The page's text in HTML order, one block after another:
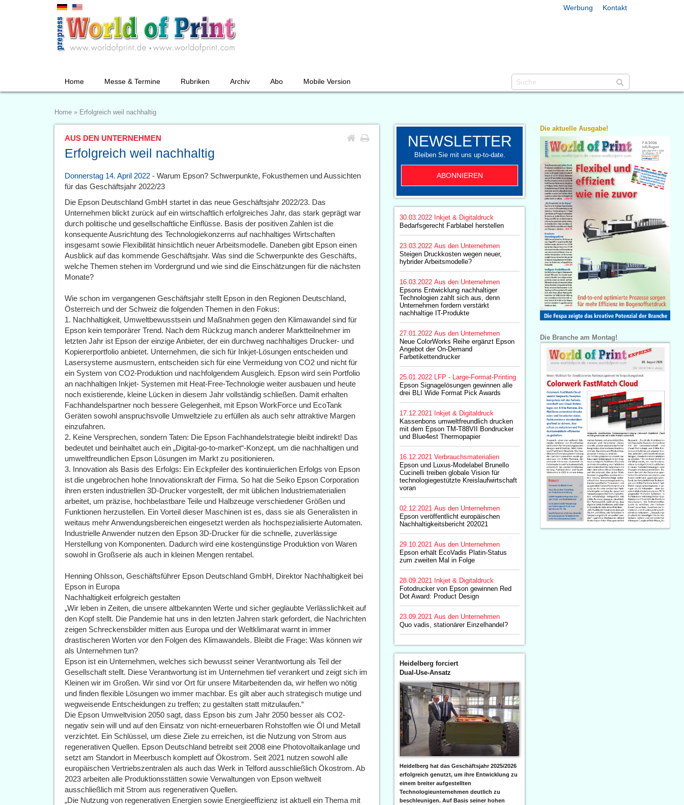
Werbung Kontakt
Home Messe & Termine Rubriken Archiv Abo Mobile Version
Home » Erfolgreich weil nachhaltig
AUS DEN UNTERNEHMEN
Erfolgreich weil nachhaltig
Donnerstag 14. April 2022 - Warum Epson? Schwerpunkte, Fokusthemen und Aussichten
für das Geschäftsjahr 2022/23
Die Epson Deutschland GmbH startet in das neue Geschäftsjahr 2022/23. Das
Unternehmen blickt zurück auf ein wirtschaftlich erfolgreiches Jahr, das stark geprägt war
durch politische und gesellschaftliche Einflüsse. Basis der positiven Zahlen ist die
konsequente Ausrichtung des Technologiekonzerns auf nachhaltiges Wirtschaften
insgesamt sowie Flexibilität hinsichtlich neuer Arbeitsmodelle. Daneben gibt Epson einen
Ausblick auf das kommende Geschäftsjahr. Was sind die Schwerpunkte des Geschäfts,
welche Themen stehen im Vordergrund und wie sind die Einschätzungen für die nächsten
Monate?
Wie schon im vergangenen Geschäftsjahr stellt Epson in den Regionen Deutschland,
Österreich und der Schweiz die folgenden Themen in den Fokus:
1. Nachhaltigkeit, Umweltbewusstsein und Maßnahmen gegen den Klimawandel sind für
Epson kein temporärer Trend. Nach dem Rückzug manch anderer Marktteilnehmer im
letzten Jahr ist Epson der einzige Anbieter, der ein durchweg nachhaltiges Drucker- und
Kopiererportfolio anbietet. Unternehmen, die sich für Inkjet-Lösungen entscheiden und
Lasersysteme ausmustern, entscheiden sich für eine Vermeidung von CO2 und nicht für
ein System von CO2-Produktion und nachfolgendem Ausgleich. Epson wird sein Portfolio
an nachhaltigen Inkjet- Systemen mit Heat-Free-Technologie weiter ausbauen und heute
noch existierende, kleine Lücken in diesem Jahr vollständig schließen. Damit erhalten
Fachhandelspartner noch bessere Gelegenheit, mit Epson WorkForce und EcoTank
Geräten sowohl anspruchsvolle Umweltziele zu erfüllen als auch sehr attraktive Margen
einzufahren.
2. Keine Versprechen, sondern Taten: Die Epson Fachhandelstrategie bleibt indirekt! Das
bedeutet und beinhaltet auch ein „Digital-go-to-market“-Konzept, um die nachhaltigen und
umweltfreundlichen Epson Lösungen im Markt zu positionieren.
3. Innovation als Basis des Erfolgs: Ein Eckpfeiler des kontinuierlichen Erfolgs von Epson
ist die ungebrochen hohe Innovationskraft der Firma. So hat die Seiko Epson Corporation
ihren ersten industriellen 3D-Drucker vorgestellt, der mit üblichen Industriematerialien
arbeitet, um präzise, hochbelastbare Teile und Halbzeuge verschiedener Größen und
Funktionen herzustellen. Ein Vorteil dieser Maschinen ist es, dass sie als Generalisten in
weitaus mehr Anwendungsbereichen eingesetzt werden als hochspezialisierte Automaten.
Industrielle Anwender nutzen den Epson 3D-Drucker für die schnelle, zuverlässige
Herstellung von Komponenten. Dadurch wird eine kostengünstige Produktion von Waren
sowohl in Großserie als auch in kleinen Mengen rentabel.
Henning Ohlsson, Geschäftsführer Epson Deutschland GmbH, Direktor Nachhaltigkeit bei
Epson in Europa
Nachhaltigkeit erfolgreich gestalten
„Wir leben in Zeiten, die unsere altbekannten Werte und sicher geglaubte Verlässlichkeit auf
den Kopf stellt. Die Pandemie hat uns in den letzten Jahren stark gefordert, die Nachrichten
zeigen Schreckensbilder mitten aus Europa und der Weltklimarat warnt in immer
drastischeren Worten vor den Folgen des Klimawandels. Bleibt die Frage: Was können wir
als Unternehmen tun?
Epson ist ein Unternehmen, welches sich bewusst seiner Verantwortung als Teil der
Gesellschaft stellt. Diese Verantwortung ist im Unternehmen tief verankert und zeigt sich im
Kleinen wir im Großen. Wir sind vor Ort für unsere Mitarbeitenden da, wir helfen wo nötig
und finden flexible Lösungen wo immer machbar. Es gilt aber auch strategisch mutige und
wegweisende Entscheidungen zu treffen; zu gestalten statt mitzulaufen.“
Die Epson Umweltvision 2050 sagt, dass Epson bis zum Jahr 2050 besser als CO2-
negativ sein will und auf den Einsatz von nicht-erneuerbaren Rohstoffen wie Öl und Metall
verzichtet. Ein Schlüssel, um diese Ziele zu erreichen, ist die Nutzung von Strom aus
regenerativen Quellen. Epson Deutschland betreibt seit 2008 eine Photovoltaikanlage und
setzt am Standort in Meerbusch komplett auf Ökostrom. Seit 2021 nutzen sowohl alle
europäischen Vertriebszentralen als auch das Werk in Telford ausschließlich Ökostrom. Ab
2023 arbeiten alle Produktionsstätten sowie Verwaltungen von Epson weltweit
ausschließlich mit Strom aus regenerativen Quellen.
„Die Nutzung von regenerativen Energien sowie Energieeffizienz ist aktuell ein Thema mit
NEWSLETTER
Bleiben Sie mit uns up-to-date.
ABONNIEREN
30.03.2022 Inkjet & Digitaldruck
Bedarfsgerecht Farblabel herstellen
23.03.2022 Aus den Unternehmen
Steigen Druckkosten wegen neuer,
hybrider Arbeitsmodelle?
16.03.2022 Aus den Unternehmen
Epsons Entwicklung nachhaltiger
Technologien zahlt sich aus, denn
Unternehmen fordern verstärkt
nachhaltige IT-Produkte
27.01.2022 Aus den Unternehmen
Neue ColorWorks Reihe ergänzt Epson
Angebot der On-Demand
Farbetikettendrucker
25.01.2022
LFP - Large-Format-Printing
Epson Signagelösungen gewinnen alle
drei BLI Wide Format Pick Awards
17.12.2021
Inkjet & Digitaldruck
Kassenbons umweltfreundlich drucken
mit dem Epson TM-T88VII Bondrucker
und Blue4est Thermopapier
16.12.2021 Verbrauchsmaterialien
Epson und Luxus-Modelabel Brunello
Cucinelli treiben globale Vision für
technologiegestützte Kreislaufwirtschaft
voran
02.12.2021 Aus den Unternehmen
Epson veröffentlicht europäischen
Nachhaltigkeitsbericht 202021
29.10.2021 Aus den Unternehmen
Epson erhält EcoVadis Platin-Status
zum zweiten Mal in Folge
28.09.2021
Inkjet & Digitaldruck
Fotodrucker von Epson gewinnen Red
Dot Award: Product Design
23.09.2021 Aus den Unternehmen
Quo vadis, stationärer Einzelhandel?
Heidelberg forciert
Dual-Use-Ansatz
Heidelberg hat das Geschäftsjahr 2025/2026
erfolgreich genutzt, um ihre Entwicklung zu
einem breiter aufgestellten
Technologieunternehmen deutlich zu
beschleunigen. Auf Basis seiner hohen
Die aktuelle Ausgabe!
Die Branche am Montag!